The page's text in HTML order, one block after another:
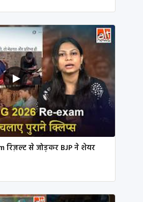
रिज़ल्ट से जोड़कर BJP ने शेयर